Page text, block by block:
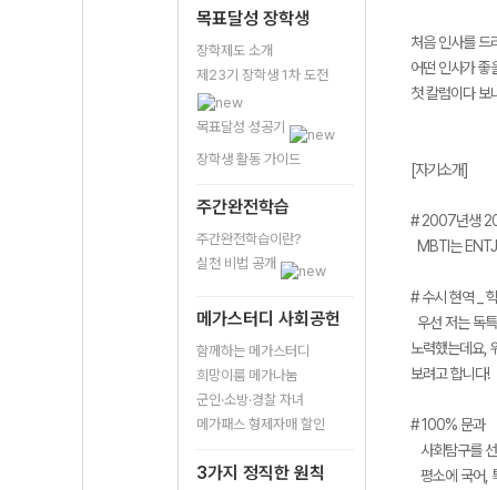
목표달성 장학생
장학제도 소개
제23기 장학생 1차 도전
목표달성 성공기
장학생 활동 가이드
주간완전학습
주간완전학습이란?
실천 비법 공개
메가스터디 사회공헌
함께하는 메가스터디
희망이룸 메가나눔
군인·소방·경찰 자녀
메가패스 형제자매 할인
3가지 정직한 원칙
처음 인사를 드
어떤 인사가 좋
첫 칼럼이다 보
[자기소개]
# 2007년생
MBTI는
# 수시 현역 _
우선 저는 독
노력했는데요,
보려고 합니다!
# 100% 문과
사회탐구를
평소에 국어,